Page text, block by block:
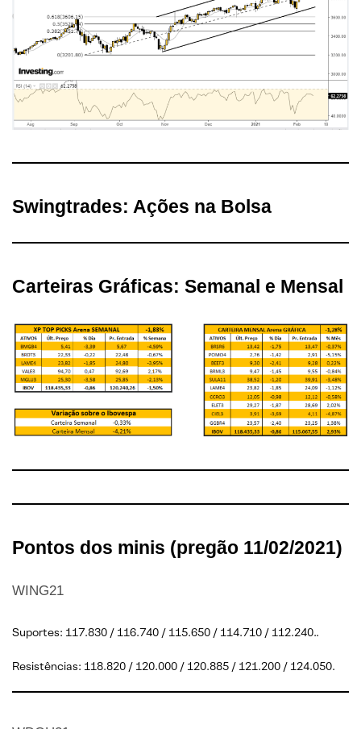
Swingtrades: Ações na Bolsa
Carteiras Gráficas: Semanal e Mensal
Pontos dos minis (pregão 11/02/2021)
WING21
Suportes: 117.830 / 116.740 / 115.650 / 114.710 / 112.240..
Resistências: 118.820 / 120.000 / 120.885 / 121.200 / 124.050.